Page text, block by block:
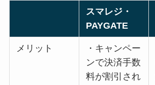
スマレジ・
PAYGATE
メリット
・キャンペー
ンで決済手数
料が割引され